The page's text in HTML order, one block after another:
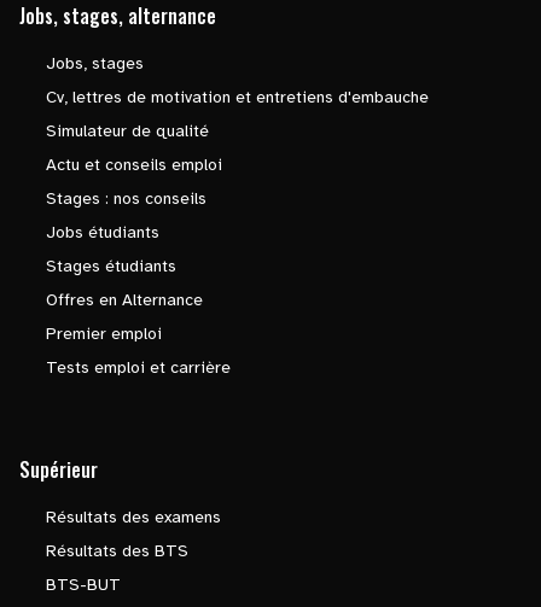
Jobs, stages, alternance
Jobs, stages
Cv, lettres de motivation et entretiens d'embauche
Simulateur de qualité
Actu et conseils emploi
Stages : nos conseils
Jobs étudiants
Stages étudiants
Offres en Alternance
Premier emploi
Tests emploi et carrière
Supérieur
Résultats des examens
Résultats des BTS
BTS-BUT